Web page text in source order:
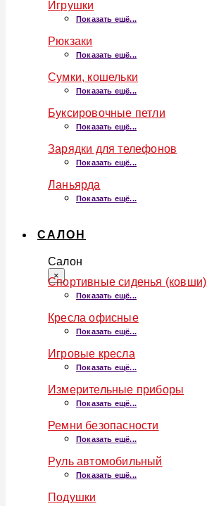
Игрушки
Показать ещё...
Рюкзаки
Показать ещё...
Сумки, кошельки
Показать ещё...
Буксировочные петли
Показать ещё...
Зарядки для телефонов
Показать ещё...
Ланьярда
Показать ещё...
САЛОН
Салон
×
Спортивные сиденья (ковши)
Показать ещё...
Кресла офисные
Показать ещё...
Игровые кресла
Показать ещё...
Измерительные приборы
Показать ещё...
Ремни безопасности
Показать ещё...
Руль автомобильный
Показать ещё...
Подушки